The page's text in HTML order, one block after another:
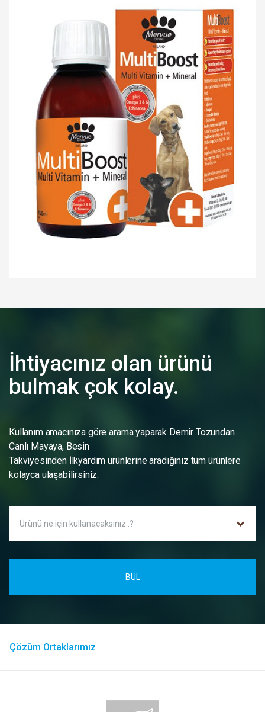
İhtiyacınız olan ürünü
bulmak çok kolay.
Kullanım amacınıza göre arama yaparak Demir Tozundan
Canlı Mayaya, Besin
Takviyesinden İlkyardım ürünlerine aradığınız tüm ürünlere
kolayca ulaşabilirsiniz.
Çözüm Ortaklarımız